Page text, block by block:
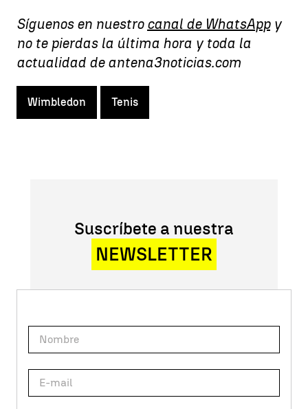
Síguenos en nuestro canal de WhatsAppy
no te pierdas la última hora y toda la
actualidad de antena3noticias.com
Wimbledon Tenis
Suscríbete a nuestra
NEWSLETTER